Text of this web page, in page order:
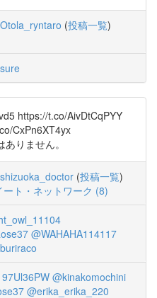
(投稿一覧)
https://t.co/AivDtCqPYY
CxPn6XT4yx
りません。
(投稿一覧)
ート・ネットワーク (8)
@WAHAHA114117
@kinakomochini
@erika_erika_220